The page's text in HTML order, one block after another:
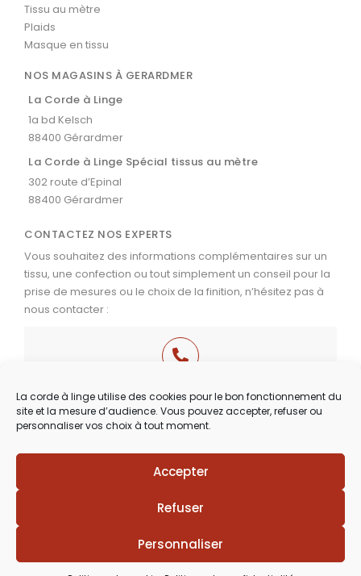
La corde à linge utilise des cookies pour le bon fonctionnement du
site et la mesure d’audience. Vous pouvez accepter, refuser ou
personnaliser vos choix à tout moment.
Accepter
Refuser
Personnaliser
Tissu au mètre
Plaids
Masque en tissu
NOS MAGASINS À GERARDMER
La Corde à Linge
1a bd Kelsch
88400 Gérardmer
La Corde à Linge Spécial tissus au mètre
302 route d’Epinal
88400 Gérardmer
CONTACTEZ NOS EXPERTS
Vous souhaitez des informations complémentaires sur un
tissu, une confection ou tout simplement un conseil pour la
prise de mesures ou le choix de la finition, n’hésitez pas à
nous contacter :
03 29 60 49 17
Du Mardi au Samedi